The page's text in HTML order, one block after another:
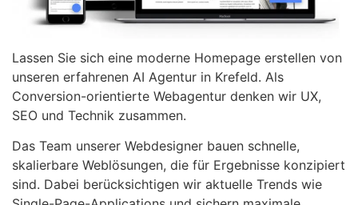
Lassen Sie sich eine moderne Homepage erstellen von
unseren erfahrenen AI Agentur in Krefeld. Als
Conversion-orientierte Webagentur denken wir UX,
SEO und Technik zusammen.
Das Team unserer Webdesigner bauen schnelle,
skalierbare Weblösungen, die für Ergebnisse konzipiert
sind. Dabei berücksichtigen wir aktuelle Trends wie